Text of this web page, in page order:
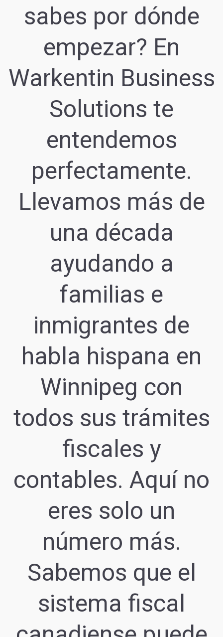
sabes por dónde
empezar? En
Warkentin Business
Solutions te
entendemos
perfectamente.
Llevamos más de
una década
ayudando a
familias e
inmigrantes de
habla hispana en
Winnipeg con
todos sus trámites
fiscales y
contables. Aquí no
eres solo un
número más.
Sabemos que el
sistema fiscal